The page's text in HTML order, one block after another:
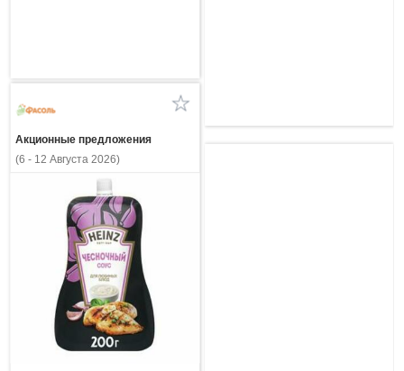
Акционные предложения
(6 - 12 Августа 2026)